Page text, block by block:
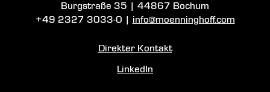
Burgstraße 35
44867 Bochum
+49 2327 3033-0
info@moenninghoff.com
Direkter Kontakt
LinkedIn